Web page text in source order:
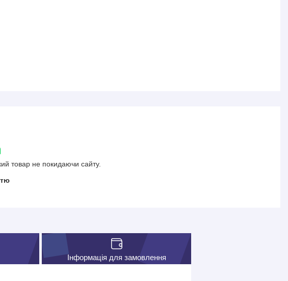
товар не покидаючи сайту.
Інформація для замовлення